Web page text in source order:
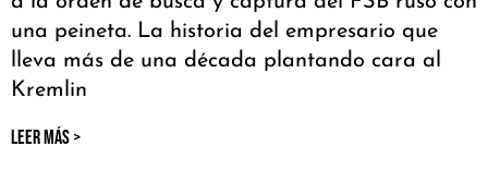
una peineta. La historia del empresario que
lleva más de una década plantando cara al
Kremlin
LEER MÁS >